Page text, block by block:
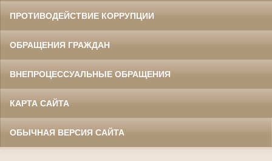
ПРОТИВОДЕЙСТВИЕ КОРРУПЦИИ
ОБРАЩЕНИЯ ГРАЖДАН
ВНЕПРОЦЕССУАЛЬНЫЕ ОБРАЩЕНИЯ
КАРТА САЙТА
ОБЫЧНАЯ ВЕРСИЯ САЙТА